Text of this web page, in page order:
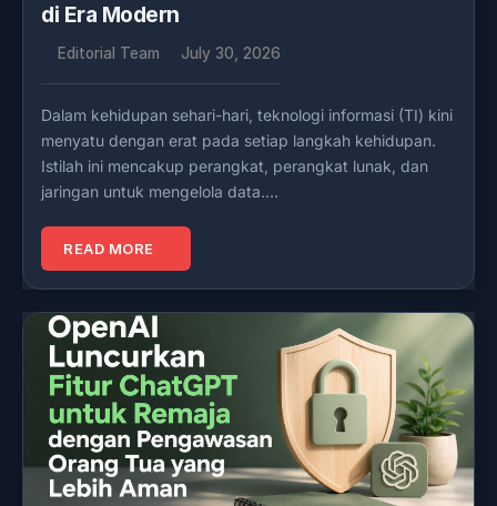
di Era Modern
Editorial Team July 30, 2026
Dalam kehidupan sehari-hari, teknologi informasi (TI) kini
menyatu dengan erat pada setiap langkah kehidupan.
Istilah ini mencakup perangkat, perangkat lunak, dan
jaringan untuk mengelola data….
READ MORE